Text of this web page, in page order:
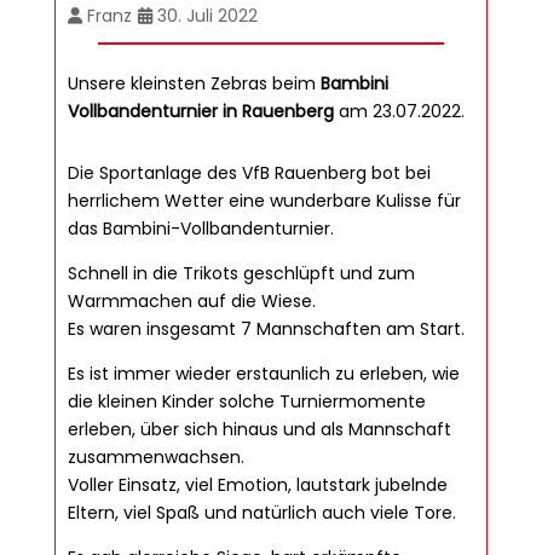
Franz 30. Juli 2022
Unsere kleinsten Zebras beim Bambini
Vollbandenturnier in Rauenbergam 23.07.2022.
Die Sportanlage des VfB Rauenberg bot bei
herrlichem Wetter eine wunderbare Kulisse für
das Bambini-Vollbandenturnier.
Schnell in die Trikots geschlüpft und zum
Warmmachen auf die Wiese.
Es waren insgesamt 7 Mannschaften am Start.
Es ist immer wieder erstaunlich zu erleben, wie
die kleinen Kinder solche Turniermomente
erleben, über sich hinaus und als Mannschaft
zusammenwachsen.
Voller Einsatz, viel Emotion, lautstark jubelnde
Eltern, viel Spaß und natürlich auch viele Tore.